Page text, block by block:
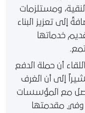
ومستلزمات
إلى تعزيز البناء
خدماتها
أن حملة الدفع
إلى أن الغرف
مع المؤسسات
وفي مقدمتها